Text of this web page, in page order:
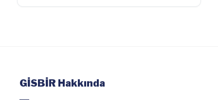
GİSBİR Hakkında